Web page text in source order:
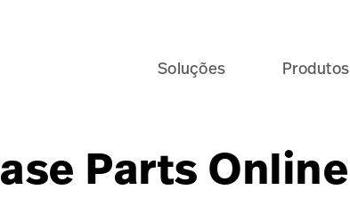
Soluções Produtos
Parts Online